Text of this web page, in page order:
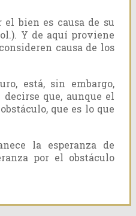
el bien es causa de su
Y de aquí proviene
causa de los
está, sin embargo,
que, aunque el
que es lo que
la esperanza de
por el obstáculo